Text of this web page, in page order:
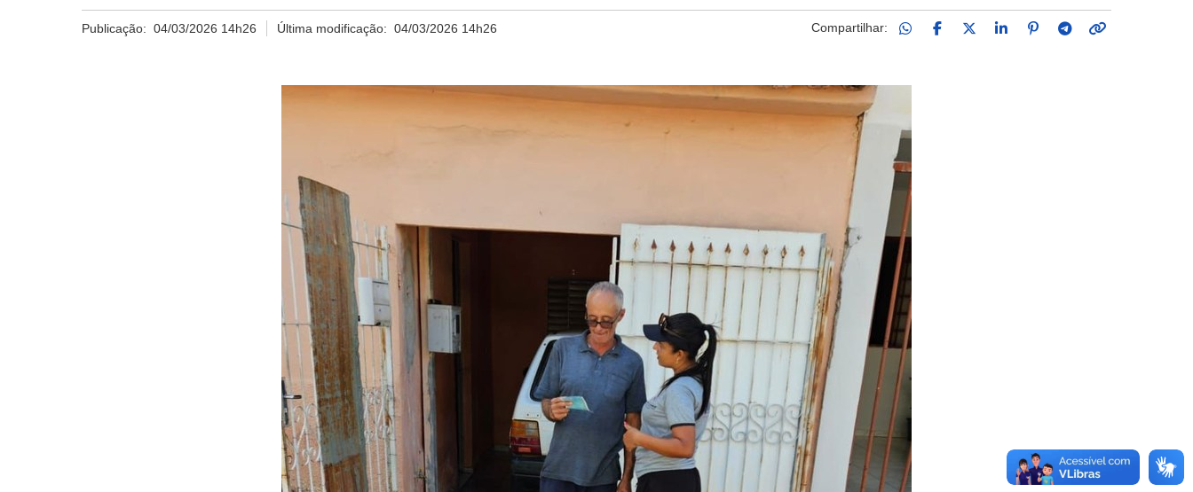
Publicação: 04/03/2026 14h26 Última modificação:04/03/2026 14h26 Compartilhar: